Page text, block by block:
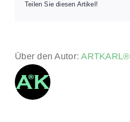
Teilen Sie diesen Artikel!
Über den Autor:ARTKARL®